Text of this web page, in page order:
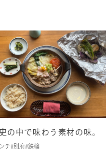
の中で味わう素材の味。
チ#別府#鉄輪